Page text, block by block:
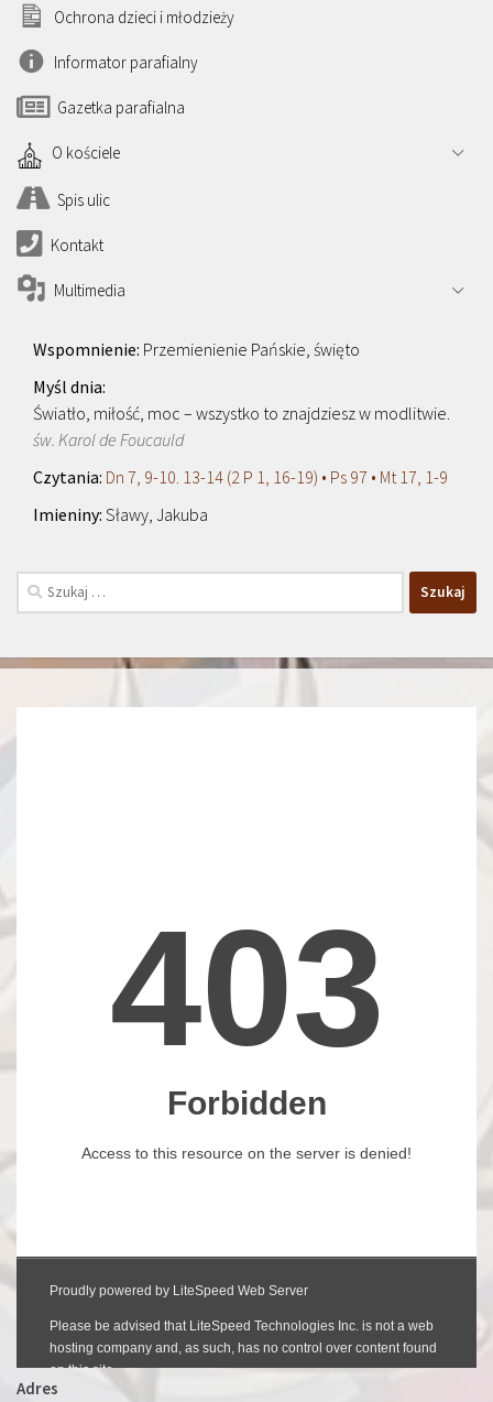
Ochrona dzieci i młodzieży
Informator parafialny
Gazetka parafialna
O kościele
Spis ulic
Kontakt
Multimedia
Przemienienie Pańskie, święto
Światło, miłość, moc – wszystko to znajdziesz w modlitwie.
św. Karol de Foucauld
Dn 7, 9-10. 13-14 (2 P 1, 16-19) • Ps 97 • Mt 17, 1-9
Sławy, Jakuba
Szukaj:
Adres